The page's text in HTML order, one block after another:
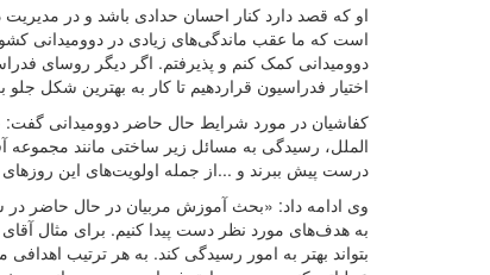
او که قصد دارد کنار احسان حدادی باشد و در
است که ما عقب ماندگی‌های زیادی در دوومیدانی
دوومیدانی کمک کنم و پذیرفتم. اگر دیگر روسای
اختیار فدراسیون قراردهیم تا کار به بهترین شکل جلو
کفاشیان در مورد شرایط حال حاضر دوومیدانی گفت: «
الملل، رسیدگی به مسائل زیر ساختی مانند مجموعه
درست پیش ببرند و ...از جمله اولویت‌های این
وی ادامه داد: «بحث آموزش مربیان در حال حاضر در
به هدف‌های مورد نظر دست پیدا کنیم. برای مثال
بتواند بهتر به امور رسیدگی کند. به هر ترتیب